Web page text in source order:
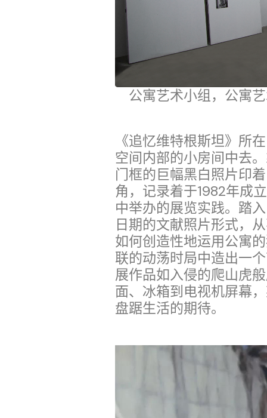
公寓艺术小组，公寓
《追忆维特根斯坦》所
空间内部的小房间中去
门框的巨幅黑白照片印
角，记录着于1982年成
中举办的展览实践。踏
日期的文献照片形式，
如何创造性地运用公寓
联的动荡时局中造出一
展作品如入侵的爬山虎
面、冰箱到电视机屏幕
盘踞生活的期待。